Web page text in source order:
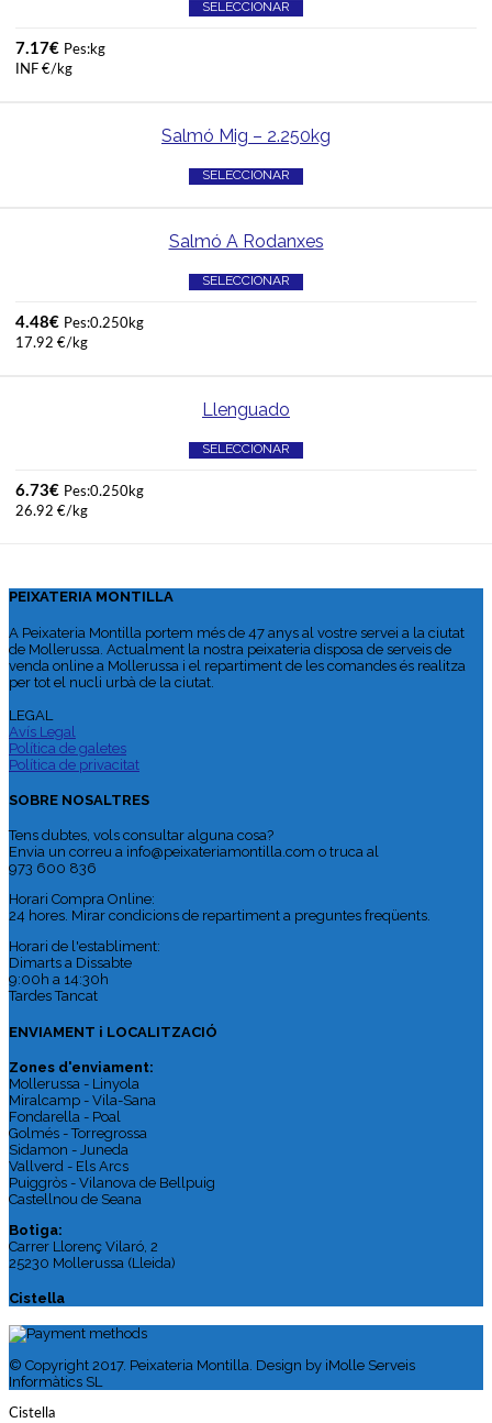
SELECCIONAR
7.17€ Pes:kg
INF €/kg
Salmó Mig – 2.250kg
SELECCIONAR
Salmó A Rodanxes
SELECCIONAR
4.48€ Pes:0.250kg
17.92 €/kg
Llenguado
SELECCIONAR
6.73€ Pes:0.250kg
26.92 €/kg
PEIXATERIA MONTILLA
A Peixateria Montilla portem més de 47 anys al vostre servei a la ciutat
de Mollerussa. Actualment la nostra peixateria disposa de serveis de
venda online a Mollerussa i el repartiment de les comandes és realitza
per tot el nucli urbà de la ciutat.
LEGAL
Avís Legal
Política de galetes
Política de privacitat
SOBRE NOSALTRES
Tens dubtes, vols consultar alguna cosa?
Envia un correu a info@peixateriamontilla.com o truca al
973 600 836
Horari Compra Online:
24 hores. Mirar condicions de repartiment a preguntes freqüents.
Horari de l'establiment:
Dimarts a Dissabte
9:00h a 14:30h
Tardes Tancat
ENVIAMENT i LOCALITZACIÓ
Zones d'enviament:
Mollerussa - Linyola
Miralcamp - Vila-Sana
Fondarella - Poal
Golmés - Torregrossa
Sidamon - Juneda
Vallverd - Els Arcs
Puiggròs - Vilanova de Bellpuig
Castellnou de Seana
Botiga:
Carrer Llorenç Vilaró, 2
25230 Mollerussa (Lleida)
Cistella
© Copyright 2017. Peixateria Montilla. Design by iMolle Serveis
Informàtics SL
Cistella